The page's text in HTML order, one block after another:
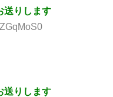
送りします
送りします